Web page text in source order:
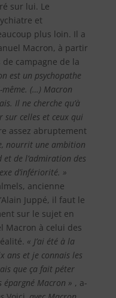
sur lui. Le
et
plus loin. Il a
Macron, à partir
campagne de la
est un psychopathe
(…) Macron
Il ne cherche qu’à
sur celles et ceux qui
assez abruptement
nourrit une ambition
de l’admiration des
d’infériorité. »
ancienne
Juppé, il faut le
sur le sujet en
Macron à celui des
« J’ai été à la
ans et je connais les
que ça fait péter
épargné Macron » , a-